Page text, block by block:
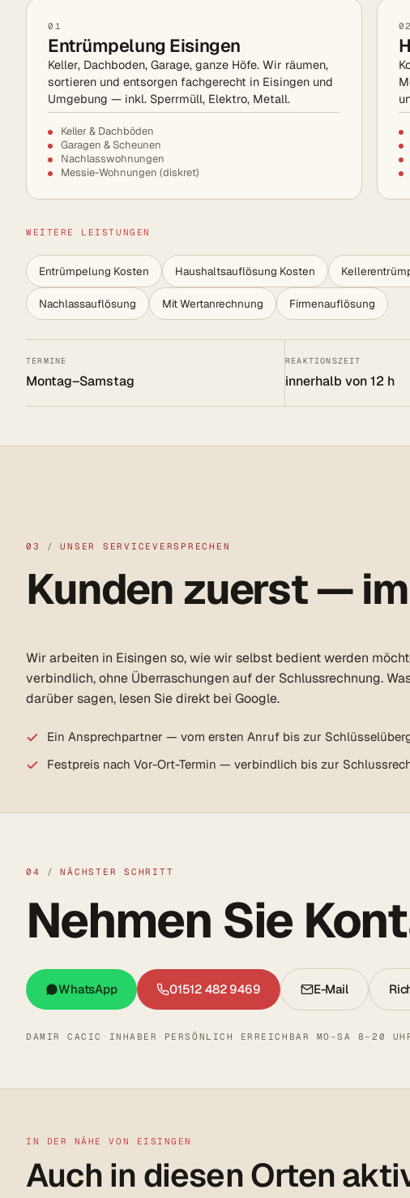
01
Entrümpelung Eisingen
Keller, Dachboden, Garage, ganze Höfe. Wir räumen,
sortieren und entsorgen fachgerecht in Eisingen und
Umgebung — inkl. Sperrmüll, Elektro, Metall.
Keller & Dachböden
Garagen & Scheunen
Nachlasswohnungen
Messie-Wohnungen (diskret)
02
WEITERE LEISTUNGEN
Entrümpelung Kosten Haushaltsauflösung Kosten
Nachlassauflösung Mit Wertanrechnung Firmenauflösung
TERMINE
Montag–Samstag
REAKTIONSZEIT
innerhalb von 12 h
03 / UNSER SERVICEVERSPRECHEN
Kunden zuerst —
Wir arbeiten in Eisingen so, wie wir selbst bedient werden
verbindlich, ohne Überraschungen auf der Schlussrechnung.
darüber sagen, lesen Sie direkt bei Google.
Ein Ansprechpartner — vom ersten Anruf bis zur
Festpreis nach Vor-Ort-Termin — verbindlich bis zur
04 / NÄCHSTER SCHRITT
Nehmen Sie
WhatsApp 01512 482 9469 E-Mail
DAMIR CACIC · INHABER · PERSÖNLICH ERREICHBAR MO–SA 8–20
IN DER NÄHE VON EISINGEN
Auch in diesen Orten